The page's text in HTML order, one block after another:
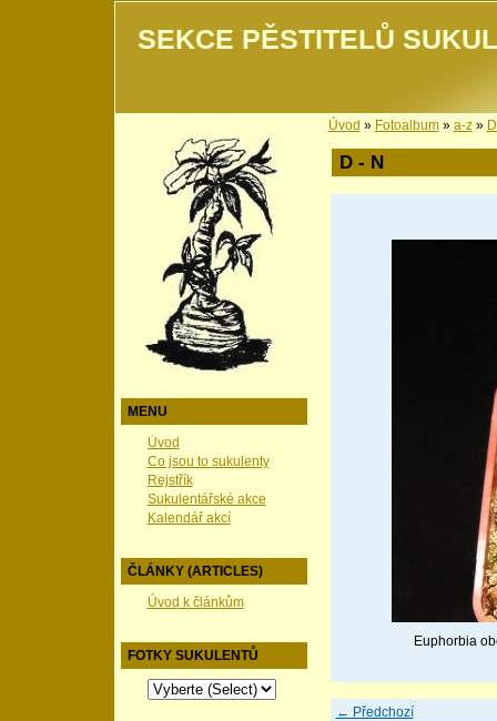
SEKCE PĚSTITELŮ
MENU
Úvod
Co jsou to sukulenty
Rejstřík
Sukulentářské akce
Kalendář akcí
ČLÁNKY (ARTICLES)
Úvod k článkům
FOTKY SUKULENTŮ
Úvod » Fotoalbum» a-z»
D - N
Euphorbia
← Předchozí